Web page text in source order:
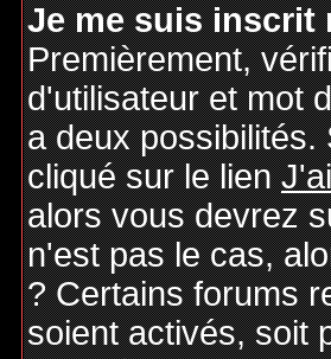
Je me suis inscrit
Premièrement,
d'utilisateur et mot
a deux possibilités.
cliqué sur le lien
alors vous devrez
n'est pas le cas,
? Certains forums
soient activés, soit